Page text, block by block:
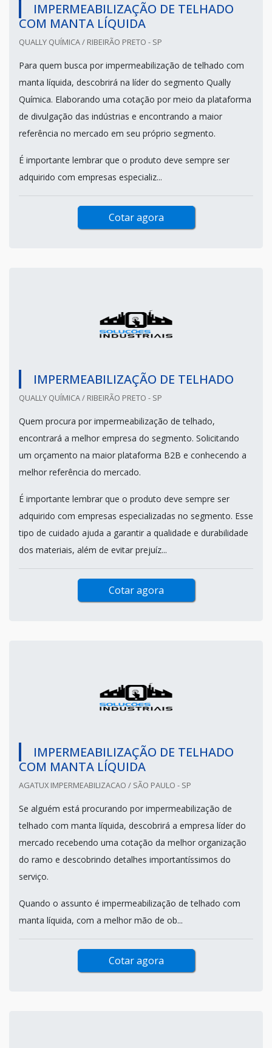
IMPERMEABILIZAÇÃO DE TELHADO
COM MANTA LÍQUIDA
QUALLY QUÍMICA / RIBEIRÃO PRETO - SP
Para quem busca por impermeabilização de telhado com
manta líquida, descobrirá na líder do segmento Qually
Química. Elaborando uma cotação por meio da plataforma
de divulgação das indústrias e encontrando a maior
referência no mercado em seu próprio segmento.
É importante lembrar que o produto deve sempre ser
adquirido com empresas especializ...
Cotar agora
IMPERMEABILIZAÇÃO DE TELHADO
QUALLY QUÍMICA / RIBEIRÃO PRETO - SP
Quem procura por impermeabilização de telhado,
encontrará a melhor empresa do segmento. Solicitando
um orçamento na maior plataforma B2B e conhecendo a
melhor referência do mercado.
É importante lembrar que o produto deve sempre ser
adquirido com empresas especializadas no segmento. Esse
tipo de cuidado ajuda a garantir a qualidade e durabilidade
dos materiais, além de evitar prejuíz...
Cotar agora
IMPERMEABILIZAÇÃO DE TELHADO
COM MANTA LÍQUIDA
AGATUX IMPERMEABILIZACAO / SÃO PAULO - SP
Se alguém está procurando por impermeabilização de
telhado com manta líquida, descobrirá a empresa líder do
mercado recebendo uma cotação da melhor organização
do ramo e descobrindo detalhes importantíssimos do
serviço.
Quando o assunto é impermeabilização de telhado com
manta líquida, com a melhor mão de ob...
Cotar agora